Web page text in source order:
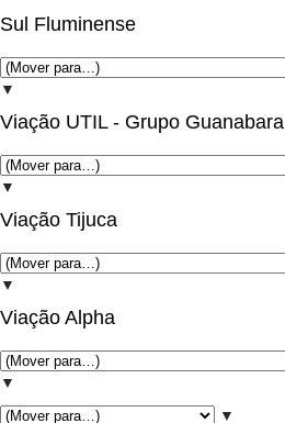
Sul Fluminense
▼
Viação UTIL - Grupo Guanabara
▼
Viação Tijuca
▼
Viação Alpha
▼
▼